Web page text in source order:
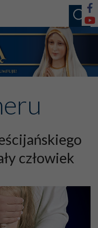
człowiek